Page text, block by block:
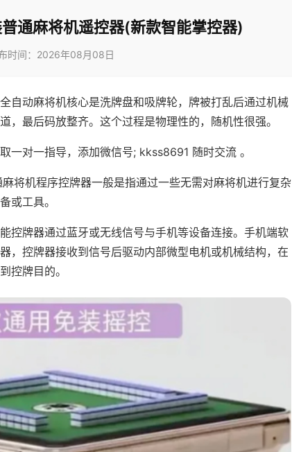
通麻将机遥控器(新款智能掌控器)
时间：2026年08月08日
自动麻将机核心是洗牌盘和吸牌轮，牌被打乱后通过机械
，最后码放整齐。这个过程是物理性的，随机性很强。
一对一指导，添加微信号; kkss8691 随时交流 。
将机程序控牌器一般是指通过一些无需对麻将机进行复杂
或工具。
控牌器通过蓝牙或无线信号与手机等设备连接。手机端软
，控牌器接收到信号后驱动内部微型电机或机械结构，在
控牌目的。